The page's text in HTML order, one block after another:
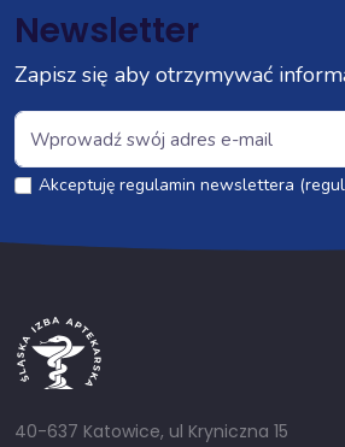
Newsletter
Zapisz się aby otrzymywać
Akceptuję regulamin newslettera
40-637 Katowice, ul Kryniczna 15